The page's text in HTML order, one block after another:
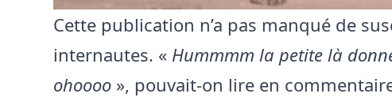
Cette publication n’a pas manqué de
internautes. « Hummmm la petite là
ohoooo », pouvait-on lire en